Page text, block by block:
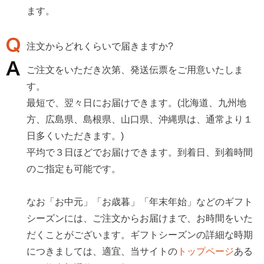
ます。
注文からどれくらいで届きますか?
ご注文をいただき次第、発送伝票をご用意いたしま
す。
最短で、翌々日にお届けできます。(北海道、九州地
方、広島県、島根県、山口県、沖縄県は、通常より１
日多くいただきます。)
平均で３日ほどでお届けできます。到着日、到着時間
のご指定も可能です。
なお「お中元」「お歳暮」「年末年始」などのギフト
シーズンには、ご注文からお届けまで、お時間をいた
だくことがございます。ギフトシーズンの詳細な時期
につきましては、適宜、当サイトの トップページある